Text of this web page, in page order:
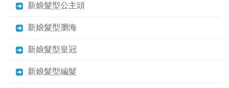
新娘髮型公主頭
新娘髮型瀏海
新娘髮型皇冠
新娘髮型編髮